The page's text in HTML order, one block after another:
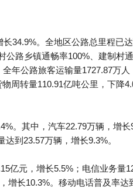
34.9%。全地区公路总里程已
公路乡镇通畅率100%、建制村
年公路旅客运输量1727.87万
周转量110.91亿吨公里，下降
。其中，汽车22.79万辆，增
到23.57万辆，增长9.3%。
亿元，增长5.5%；电信业务量
增长10.3%。移动电话普及率达